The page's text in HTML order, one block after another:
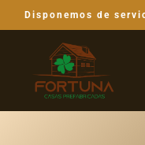
Disponemos de